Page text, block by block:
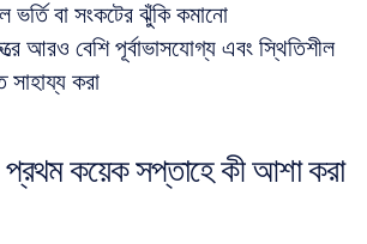
ভর্তি বা সংকটের ঝুঁকি কমানো
আরও বেশি পূর্বাভাসযোগ্য এবং স্থিতিশীল
সাহায্য করা
প্রথম কয়েক সপ্তাহে কী আশা করা